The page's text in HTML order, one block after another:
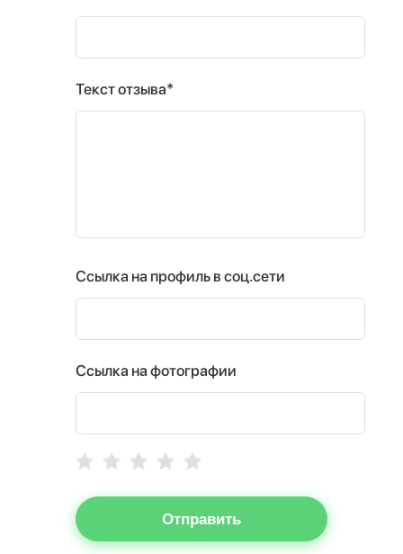
Текст отзыва*
Ссылка на профиль в соц.сети
Ссылка на фотографии
Отправить